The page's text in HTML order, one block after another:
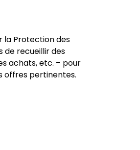
la Protection des
de recueillir des
achats, etc. – pour
offres pertinentes.